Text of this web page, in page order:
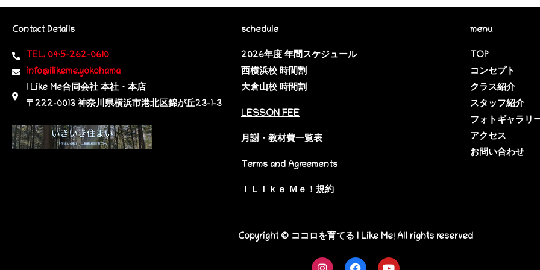
Contact Details
TEL. 045-262-0610
info@ilikeme.yokohama
I Like Me合同会社 本社・本店
〒222-0013 神奈川県横浜市港北区錦が丘23-1-3​
schedule
2026年度 年間スケジュール
西横浜校 時間割
大倉山校 時間割
LESSON FEE
月謝・教材費一覧表
Terms and Agreements
ＩＬｉｋｅ Ｍｅ！規約
menu
TOP
コンセプト
クラス紹介
スタッフ紹介
フォトギャラリ
アクセス
お問い合わせ
Copyright © ココロを育てる I Like Me! All rights reserved
I
F
Y